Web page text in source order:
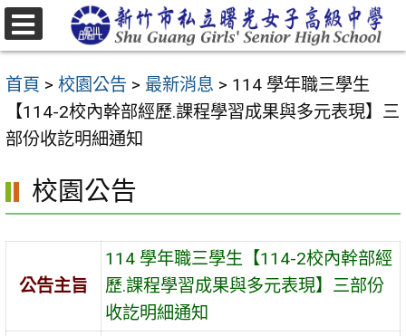
跳
至
要
容
首頁 > 校園公告 > 最新消息 > 114 學年職三學生
【114-2校內幹部經歷.課程學習成果與多元表現】三
部份收訖明細通知
校園公告
公告主旨
114 學年職三學生【114-2校內幹部經
歷.課程學習成果與多元表現】三部份
收訖明細通知
選
單